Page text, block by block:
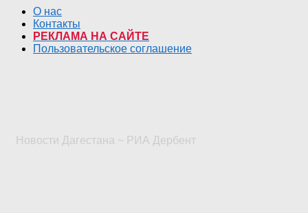
О нас
Контакты
РЕКЛАМА НА САЙТЕ
Пользовательское соглашение
Новости Дагестана ~ РИА Дербент